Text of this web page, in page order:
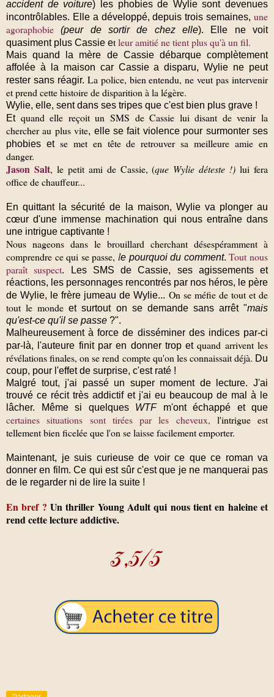
accident de voiture)
les phobies de Wylie sont devenues
incontrôlables. Elle a développé, depuis trois semaines, une
agoraphobie
(peur de sortir de chez elle). Elle ne voit
quasiment plus Cassie etleur amitié ne tient plus qu'à un fil.
Mais quand la mère de Cassie débarque complètement
affolée à la maison carCassie a disparu, Wylie ne peut
rester sans réagir. La police, bien entendu, ne veut pas intervenir
et prend cette histoire de disparition à la légère.
Wylie, elle, sent dans ses tripes que c'est bien plus grave !
Etquand elle reçoit un SMS de Cassie lui disant de venir la
chercher au plus vite, elle se fait violence pour surmonter ses
phobies etse met en tête de retrouver sa meilleure amie en
danger.
Jason Salt, le petit ami de Cassie, (que Wylie déteste !) lui fera
office de chauffeur...
En quittant la sécurité de la maison, Wylie va plonger au
cœur d'une immense machination qui nous entraîne dans
une intrigue captivante !
Nous nageons dans le brouillard cherchant désespéramment à
comprendre ce qui se passe, le pourquoi du comment.Tout nous
paraît suspect. Les SMS de Cassie, ses agissements et
réactions, les personnages rencontrés par nos héros, le père
de Wylie, le frère jumeau de Wylie... On se méfie de tout et de
tout le monde et surtout on se demande sans arrêt "mais
qu'est-ce qu'il se passe ?".
Malheureusementà force de disséminer des indices par-ci
par-là, l'auteure finit par en donner tropetquand arrivent les
révélations finales, on se rend compte qu'on les connaissait déjà. Du
coup, pour l'effet de surprise, c'est raté !
Malgré tout, j'ai passé un super moment de lecture. J'ai
trouvé ce récit très addictifet j'ai eu beaucoup de mal à le
lâcher. Même si quelquesWTFm'ont échappé et que
certaines situations sont tirées par les cheveux, l'intrigue est
tellement bien ficelée que l'on se laisse facilement emporter.
Maintenant, je suis curieuse de voir ce que ce roman va
donner en film. Ce qui est sûr c'est que je ne manquerai pas
de le regarder ni de lire la suite !
En bref ? Un thriller Young Adult qui nous tient en haleine et
rend cette lecture addictive.